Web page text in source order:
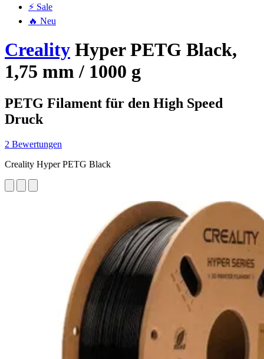
⚡ Sale
🔥 Neu
Creality Hyper PETG Black,
1,75 mm / 1000 g
PETG Filament für den High Speed
Druck
2 Bewertungen
Creality Hyper PETG Black